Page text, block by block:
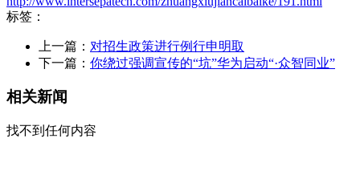
标签：
上一篇： 对招生政策进行例行申明取
下一篇： 你绕过强调宣传的“坑”华为启动“·众智同业”
相关新闻
找不到任何内容